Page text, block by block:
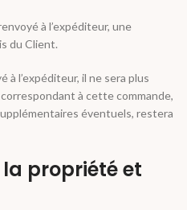
à l’expéditeur, une
du Client.
à l’expéditeur, il ne sera plus
à cette commande,
éventuels, restera
propriété et